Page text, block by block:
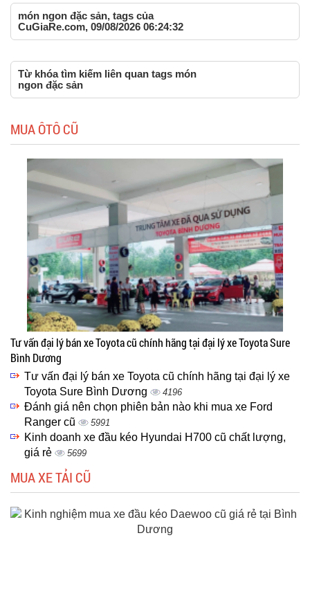
món ngon đặc sản, tags của
CuGiaRe.com, 09/08/2026 06:24:32
Từ khóa tìm kiếm liên quan tags món
ngon đặc sản
MUA ÔTÔ CŨ
Tư vấn đại lý bán xe Toyota cũ chính hãng tại đại lý xe Toyota Sure
Bình Dương
Tư vấn đại lý bán xe Toyota cũ chính hãng tại đại lý xe
Toyota Sure Bình Dương
4196
Đánh giá nên chọn phiên bản nào khi mua xe Ford
Ranger cũ
5991
Kinh doanh xe đầu kéo Hyundai H700 cũ chất lượng,
giá rẻ
5699
MUA XE TẢI CŨ